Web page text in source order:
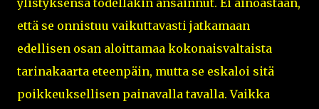
ylistyksensä todellakin ansainnut. Ei ainoastaan,
että se onnistuu vaikuttavasti jatkamaan
edellisen osan aloittamaa kokonaisvaltaista
tarinakaarta eteenpäin, mutta se eskaloi sitä
poikkeuksellisen painavalla tavalla. Vaikka